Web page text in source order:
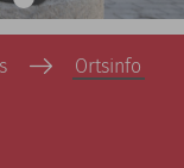
Ortsinfo